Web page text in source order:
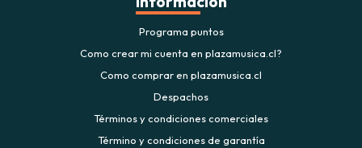
Programa puntos
Como crear mi cuenta en plazamusica.cl?
Como comprar en plazamusica.cl
Despachos
Términos y condiciones comerciales
Término y condiciones de garantía